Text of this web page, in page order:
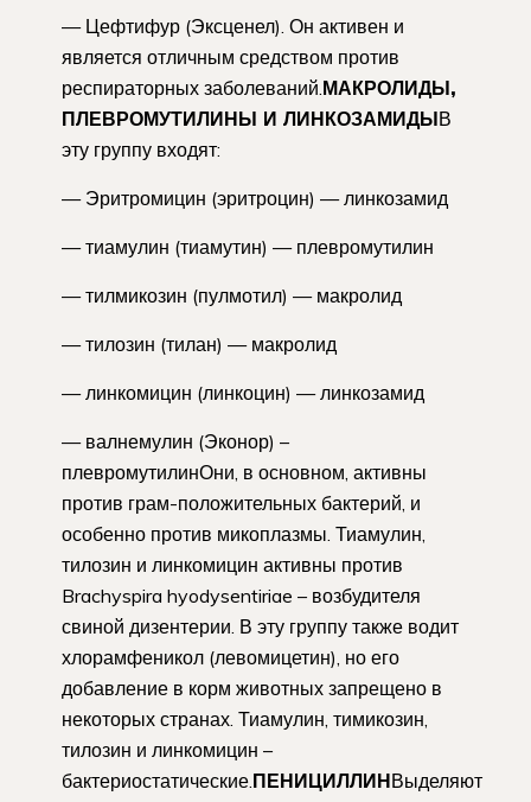
— Цефтифур (Эксценел). Он активен и
является отличным средством против
респираторных заболеваний. МАКРОЛИДЫ,
ПЛЕВРОМУТИЛИНЫ И ЛИНКОЗАМИДЫВ
эту группу входят:
— Эритромицин (эритроцин) — линкозамид
— тиамулин (тиамутин) — плевромутилин
— тилмикозин (пулмотил) — макролид
— тилозин (тилан) — макролид
— линкомицин (линкоцин) — линкозамид
— валнемулин (Эконор) –
плевромутилинОни, в основном, активны
против грам-положительных бактерий, и
особенно против микоплазмы. Тиамулин,
тилозин и линкомицин активны против
Brachyspira hyodysentiriae – возбудителя
свиной дизентерии. В эту группу также водит
хлорамфеникол (левомицетин), но его
добавление в корм животных запрещено в
некоторых странах. Тиамулин, тимикозин,
тилозин и линкомицин –
бактериостатические. ПЕНИЦИЛЛИНВыделяют